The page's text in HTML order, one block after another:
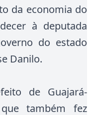
da economia do
à deputada
do estado
Danilo.
de Guajará-
também fez